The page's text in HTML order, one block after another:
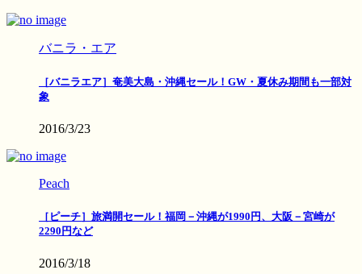
バニラ・エア
［バニラエア］奄美大島・沖縄セール！GW・夏休み期間も一部対
象
2016/3/23
Peach
［ピーチ］旅満開セール！福岡－沖縄が1990円、大阪－宮崎が
2290円など
2016/3/18